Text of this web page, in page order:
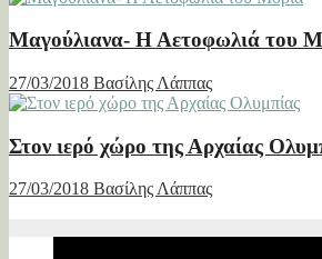
Μαγούλιανα- Η Αετοφωλιά του
27/03/2018 Βασίλης Λάππας
Στον ιερό χώρο της Αρχαίας
27/03/2018 Βασίλης Λάππας